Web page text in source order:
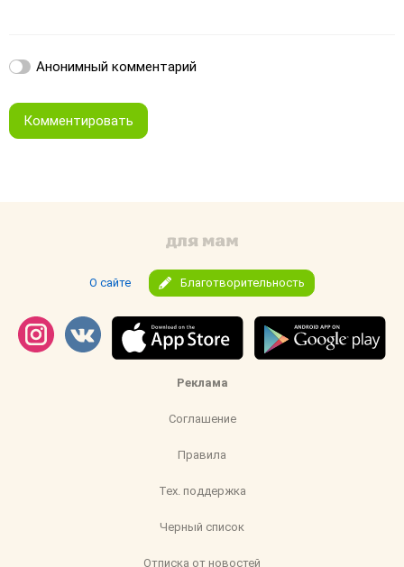
Анонимный комментарий
Комментировать
О сайте Благотворительность
Реклама
Соглашение
Правила
Тех. поддержка
Черный список
Отписка от новостей